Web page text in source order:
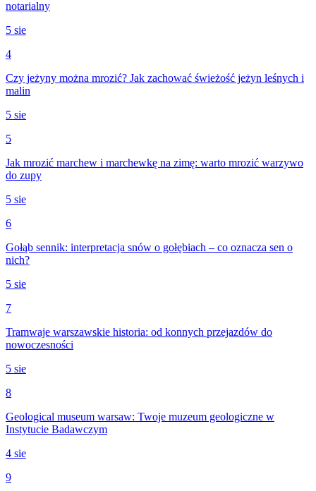
notarialny
5 sie
4
Czy jeżyny można mrozić? Jak zachować świeżość jeżyn leśnych i
malin
5 sie
5
Jak mrozić marchew i marchewkę na zimę: warto mrozić warzywo
do zupy
5 sie
6
Gołąb sennik: interpretacja snów o gołębiach – co oznacza sen o
nich?
5 sie
7
Tramwaje warszawskie historia: od konnych przejazdów do
nowoczesności
5 sie
8
Geological museum warsaw: Twoje muzeum geologiczne w
Instytucie Badawczym
4 sie
9